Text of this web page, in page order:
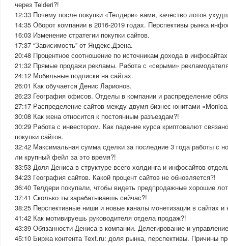
через Telderi?!
12:33 Почему после покупки «Телдери» вами, качество лотов
14:35 Оборот компании в 2016-2019 годах. Перспективы рынка
16:03 Изменение стратегии покупки сайтов.
17:37 “Зависимость” от Яндекс.Дзена.
20:48 Процентное соотношение по источникам дохода в
21:32 Прямые продажи рекламы. Работа с «серыми»
24:12 Мобильные подписки на сайтах.
26:01 Как обучается Денис Ларионов.
26:23 География офисов. Отделы в компании и распределение
27:17 Распределение сайтов между двумя бизнес-юнитами
30:08 Как жена относится к постоянным разъездам?!
30:29 Работа с инвестором. Как падение курса криптовалют
покупки сайтов.
32:42 Максимальная сумма сделки за последние 3 года работы с
ли крупный фейл за это время?!
33:53 Доля Дениса в структуре всего холдинга и инфосайтов
34:23 География сайтов. Какой процент сайтов не обновляется?!
36:40 Телдери покупали, чтобы видеть предпродажные хорошие
37:41 Сколько ты зарабатываешь сейчас?!
38:25 Перспективные ниши и новые каналы монетизации в сайтах и
41:42 Как мотивируешь руководителя отдела продаж?!
43:39 Обязанности Дениса в компании. Делегирование и
45:10 Биржа контента Text.ru: доля рынка, перспективы. Причины